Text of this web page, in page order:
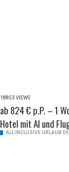
18853 VIEWS
ab 824 € p.P. – 1
Hotel mit AI und
ALL INCLUSIVE URLAUB